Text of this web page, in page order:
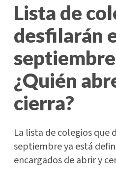
Lista de
desfilarán
¿Quién
cierra?
La lista de colegios que
septiembre ya está
encargados de abrir y